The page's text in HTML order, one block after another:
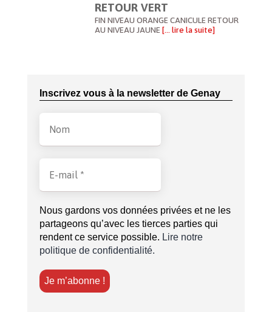
RETOUR VERT
FIN NIVEAU ORANGE CANICULE RETOUR
AU NIVEAU JAUNE [… lire la suite]
Inscrivez vous à la newsletter de Genay
Nous gardons vos données privées et ne les
partageons qu’avec les tierces parties qui
rendent ce service possible. Lire notre
politique de confidentialité.